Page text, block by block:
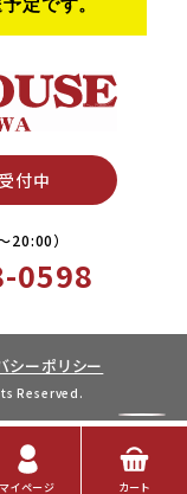
Post Views:
付中
20:00）
0598
シーポリシー
Reserved.